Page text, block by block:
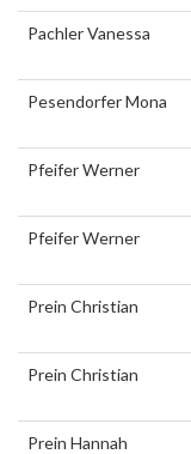
Pachler Vanessa
Pesendorfer Mona
Pfeifer Werner
Pfeifer Werner
Prein Christian
Prein Christian
Prein Hannah